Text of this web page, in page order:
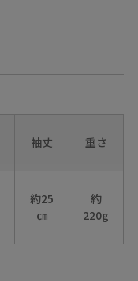
袖丈 重さ
約25
㎝
約
220g